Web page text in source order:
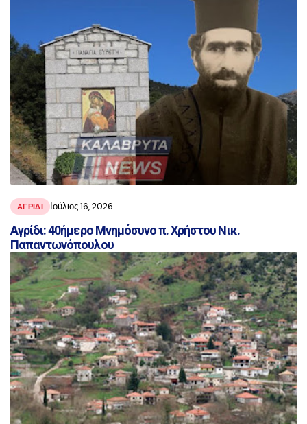
ΑΓΡΙΔΙ Ιούλιος 16, 2026
Αγρίδι: 40ήμερο Μνημόσυνο π. Χρήστου Νικ.
Παπαντωνόπουλου